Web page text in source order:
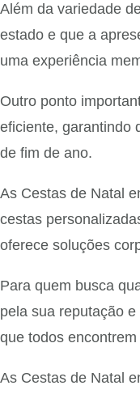
Além da variedade
estado e que a
uma experiência
Outro ponto
eficiente, garantindo
de fim de ano.
As Cestas de Natal
cestas
oferece soluções
Para quem busca
pela sua reputação
que todos
As Cestas de Natal